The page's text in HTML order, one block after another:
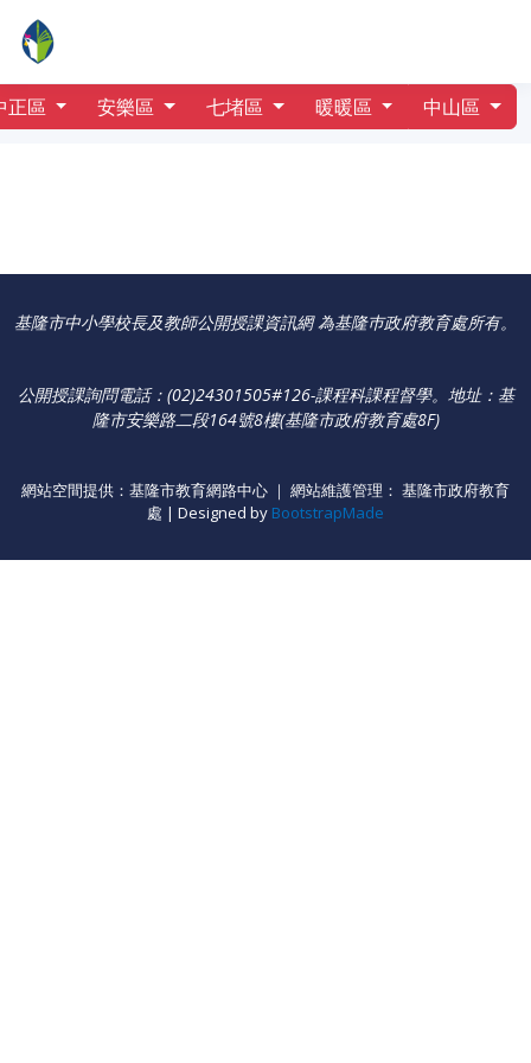
行事曆港西國小
正區 安樂區 七堵區 暖暖區 中山區
基隆市中小學校長及教師公開授課資訊網 為基隆巿政府教育處所有。
公開授課詢問電話：(02)24301505#126-課程科課程督學。 地址：基
隆市安樂路二段164號8樓(基隆市政府教育處8F)
網站空間提供：基隆市教育網路中心 ｜ 網站維護管理： 基隆市政府教育
處 | Designed by BootstrapMade